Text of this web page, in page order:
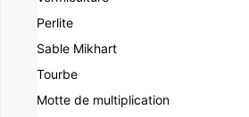
Perlite
Sable Mikhart
Tourbe
Motte de multiplication